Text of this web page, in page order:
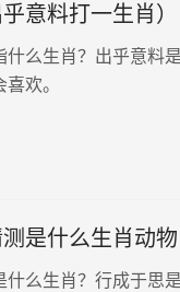
意料打一生肖）
么生肖？出乎意料
欢。
是什么生肖动物
么生肖？行成于思